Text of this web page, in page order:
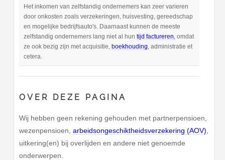
Het inkomen van zelfstandig ondernemers kan zeer varieren
door onkosten zoals verzekeringen, huisvesting, gereedschap
en mogelijke bedrijfsauto's. Daarnaast kunnen de meeste
zelfstandig ondernemers lang niet al hun tijd factureren , omdat
ze ook bezig zijn met acquisitie, boekhouding , administratie et
cetera.
OVER DEZE PAGINA
Wij hebben geen rekening gehouden met partnerpensioen,
wezenpensioen,arbeidsongeschiktheidsverzekering (AOV)
uitkering(en) bij overlijden en andere niet genoemde
onderwerpen.